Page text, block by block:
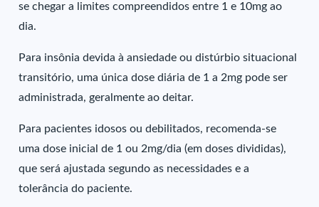
se chegar a limites compreendidos entre 1 e 10mg ao
dia.
Para insônia devida à ansiedade ou distúrbio situacional
transitório, uma única dose diária de 1 a 2mg pode ser
administrada, geralmente ao deitar.
Para pacientes idosos ou debilitados, recomenda-se
uma dose inicial de 1 ou 2mg/dia (em doses divididas),
que será ajustada segundo as necessidades e a
tolerância do paciente.